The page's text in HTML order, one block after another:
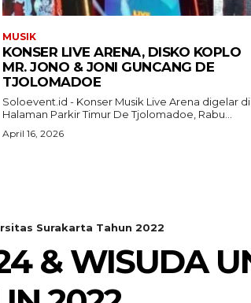
MUSIK
KONSER LIVE ARENA, DISKO KOPLO
MR. JONO & JONI GUNCANG DE
TJOLOMADOE
Soloevent.id - Konser Musik Live Arena digelar di
Halaman Parkir Timur De Tjolomadoe, Rabu...
April 16, 2026